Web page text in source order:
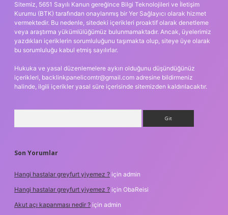
Sitemiz, 5651 Sayılı Kanun gereğince Bilgi Teknolojileri ve İletişim
Kurumu (BTK) tarafından onaylanmış bir Yer Sağlayıcı olarak hizmet
vermektedir. Bu nedenle, sitedeki içerikleri proaktif olarak denetleme
veya araştırma yükümlülüğümüz bulunmamaktadır. Ancak, üyelerimiz
yazdıkları içeriklerin sorumluluğunu taşımakta olup, siteye üye olarak
bu sorumluluğu kabul etmiş sayılırlar.
Hukuka ve yasal düzenlemelere aykırı olduğunu düşündüğünüz
içerikleri, backlinkpanelicomtr@gmail.com adresine bildirmeniz
halinde, ilgili içerikler yasal süre içerisinde sitemizden kaldırılacaktır.
Son Yorumlar
Hangi hastalar greyfurt yiyemez ? için admin
Hangi hastalar greyfurt yiyemez ? için ObaReisi
Akut açı kapanması nedir ? için admin